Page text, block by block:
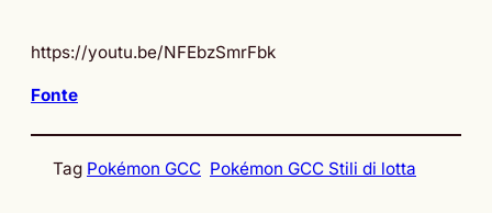
https://youtu.be/NFEbzSmrFbk
Fonte
Tag Pokémon GCC Pokémon GCC Stili di lotta